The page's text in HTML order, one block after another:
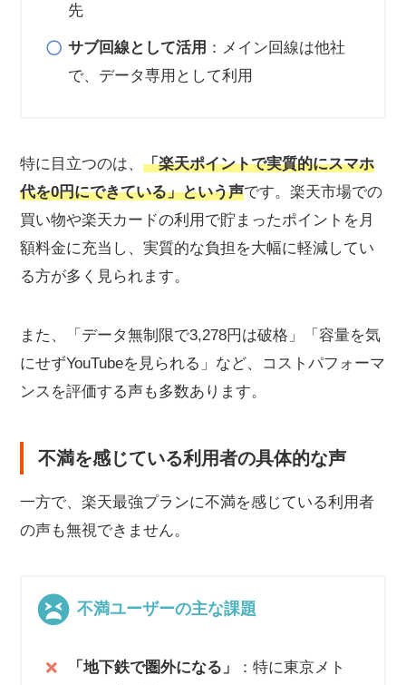
先
サブ回線として活用 ：メイン回線は他社
で、データ専用として利用
特に目立つのは、 「楽天ポイントで実質的にスマホ
代を0円にできている」という声です。楽天市場での
買い物や楽天カードの利用で貯まったポイントを月
額料金に充当し、実質的な負担を大幅に軽減してい
る方が多く見られます。
また、「データ無制限で3,278円は破格」「容量を気
にせずYouTubeを見られる」など、コストパフォーマ
ンスを評価する声も多数あります。
不満を感じている利用者の具体的な声
一方で、楽天最強プランに不満を感じている利用者
の声も無視できません。
不満ユーザーの主な課題
「地下鉄で圏外になる」
：特に東京メト